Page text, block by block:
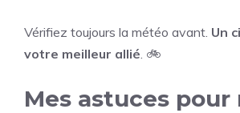
Vérifiez toujours la météo avant. Un
votre meilleur allié. 🚲
Mes astuces pour